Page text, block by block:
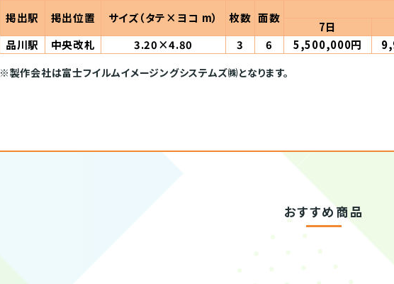
掲出駅 掲出位置 サイズ（タテ×ヨコ m） 枚数 面数
7日
品川駅
中央改札 3.20×4.80 3 6 5,500,000円
※製作会社は富士フイルムイメージングシステムズ㈱となります。
おすすめ商品